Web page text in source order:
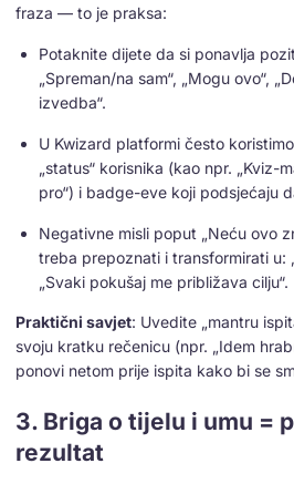
fraza — to je praksa:
Potaknite dijete da si ponavlja
„Spreman/na sam“, „Mogu ovo“,
izvedba“.
U Kwizard platformi često
„status“ korisnika (kao npr. „Kviz-
pro“) i badge-eve koji podsjećaju
Negativne misli poput „Neću ovo
treba prepoznati i transformirati u:
„Svaki pokušaj me približava cilju“.
Praktični savjet: Uvedite „mantru
svoju kratku rečenicu (npr. „Idem
ponovi netom prije ispita kako bi se
3. Briga o tijelu i umu =
rezultat